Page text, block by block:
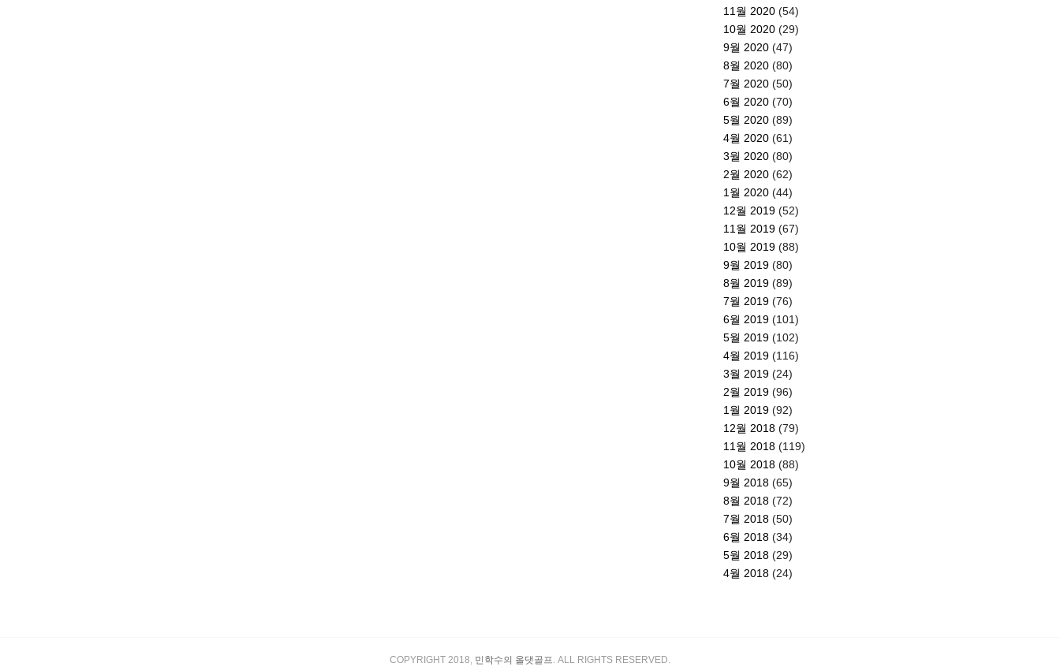
11월 2020 (54)
10월 2020 (29)
9월 2020 (47)
8월 2020 (80)
7월 2020 (50)
6월 2020 (70)
5월 2020 (89)
4월 2020 (61)
3월 2020 (80)
2월 2020 (62)
1월 2020 (44)
12월 2019 (52)
11월 2019 (67)
10월 2019 (88)
9월 2019 (80)
8월 2019 (89)
7월 2019 (76)
6월 2019 (101)
5월 2019 (102)
4월 2019 (116)
3월 2019 (24)
2월 2019 (96)
1월 2019 (92)
12월 2018 (79)
11월 2018 (119)
10월 2018 (88)
9월 2018 (65)
8월 2018 (72)
7월 2018 (50)
6월 2018 (34)
5월 2018 (29)
4월 2018 (24)
COPYRIGHT 2018, 민학수의 올댓골프. ALL RIGHTS RESERVED.